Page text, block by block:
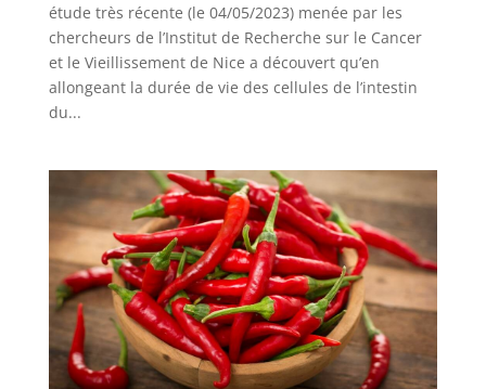
étude très récente (le 04/05/2023) menée par les
chercheurs de l’Institut de Recherche sur le Cancer
et le Vieillissement de Nice a découvert qu’en
allongeant la durée de vie des cellules de l’intestin
du...